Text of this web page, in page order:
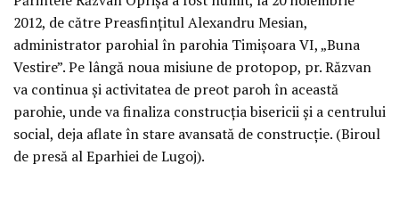
2012, de către Preasfințitul Alexandru Mesian,
administrator parohial în parohia Timișoara VI, „Buna
Vestire”. Pe lângă noua misiune de protopop, pr. Răzvan
va continua și activitatea de preot paroh în această
parohie, unde va finaliza construcția bisericii și a centrului
social, deja aflate în stare avansată de construcție. (Biroul
de presă al Eparhiei de Lugoj).